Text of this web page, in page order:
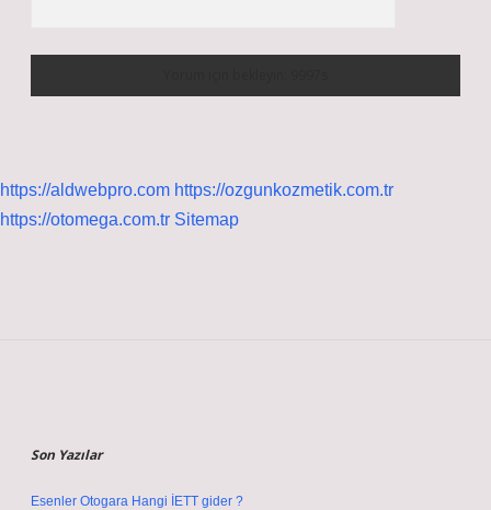
https://aldwebpro.com https://ozgunkozmetik.com.tr
https://otomega.com.tr Sitemap
Son Yazılar
Esenler Otogara Hangi İETT gider ?